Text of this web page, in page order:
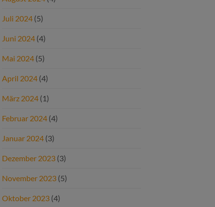
Juli 2024 (5)
Juni 2024 (4)
Mai 2024 (5)
April 2024 (4)
März 2024 (1)
Februar 2024 (4)
Januar 2024 (3)
Dezember 2023 (3)
November 2023 (5)
Oktober 2023 (4)